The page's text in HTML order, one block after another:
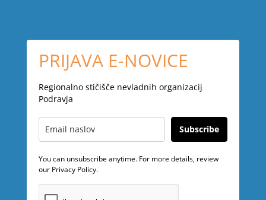
PRIJAVA E-NOVICE
Regionalno stičišče nevladnih organizacij
Podravja
Subscribe
You can unsubscribe anytime. For more details, review
our Privacy Policy.